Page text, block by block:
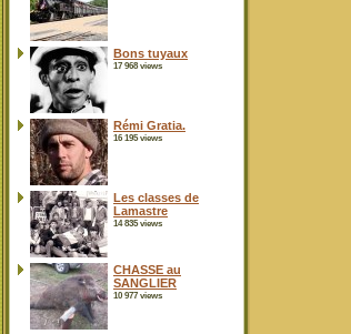
Bons tuyaux
17 968 views
Rémi Gratia.
16 195 views
Les classes de
Lamastre
14 835 views
CHASSE au
SANGLIER
10 977 views